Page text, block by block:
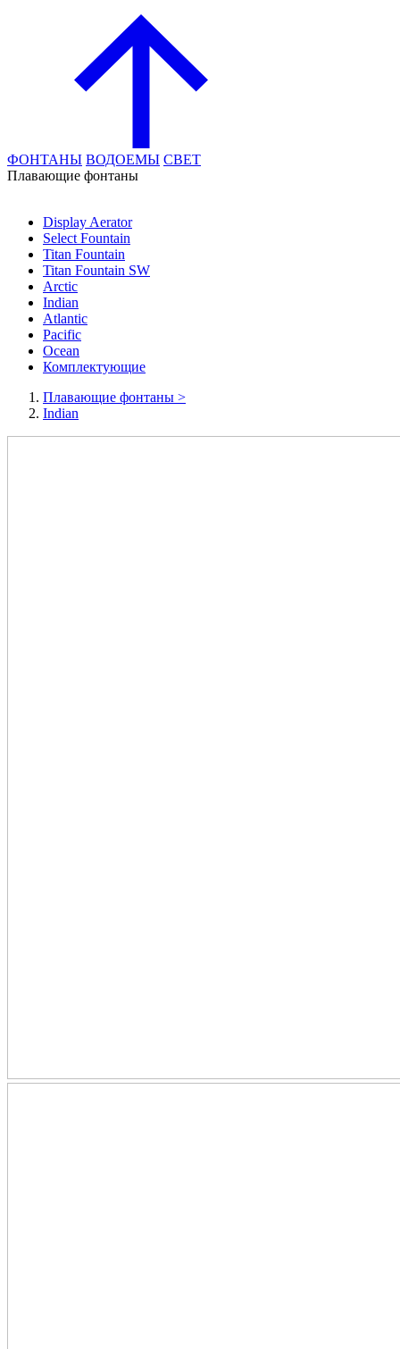
ФОНТАНЫ ВОДОЕМЫ СВЕТ
Плавающие фонтаны
Display Aerator
Select Fountain
Titan Fountain
Titan Fountain SW
Arctic
Indian
Atlantic
Pacific
Ocean
Комплектующие
Плавающие фонтаны >
Indian